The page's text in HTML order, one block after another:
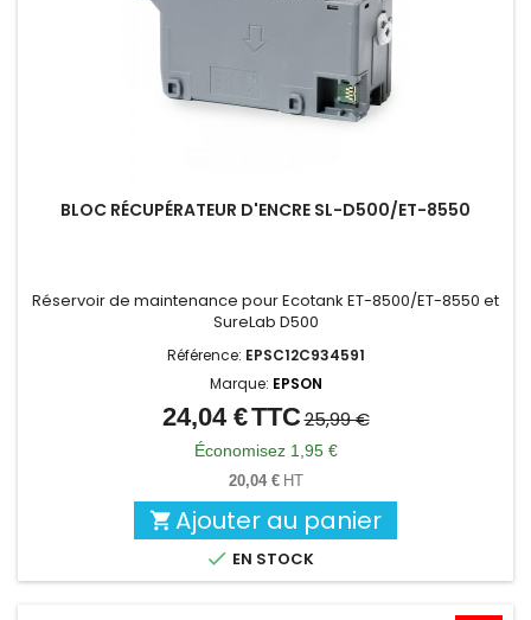
BLOC RÉCUPÉRATEUR D'ENCRE SL-D500/ET-8550
Réservoir de maintenance pour Ecotank ET-8500/ET-8550 et
SureLab D500
Référence: EPSC12C934591
Marque: EPSON
Prix
Prix
de
base
24,04 €TTC25,99 €
Économisez 1,95 €
20,04 € HT
 Ajouter au panier
 EN STOCK